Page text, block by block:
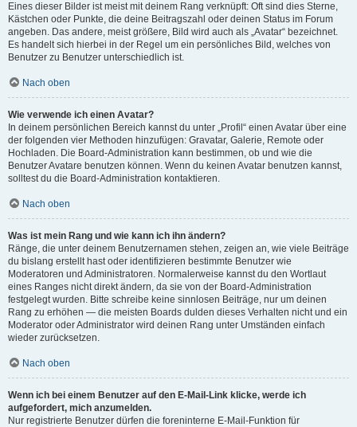
Eines dieser Bilder ist meist mit deinem Rang verknüpft: Oft sind dies Sterne,
Kästchen oder Punkte, die deine Beitragszahl oder deinen Status im Forum
angeben. Das andere, meist größere, Bild wird auch als „Avatar“ bezeichnet.
Es handelt sich hierbei in der Regel um ein persönliches Bild, welches von
Benutzer zu Benutzer unterschiedlich ist.
Nach oben
Wie verwende ich einen Avatar?
In deinem persönlichen Bereich kannst du unter „Profil“ einen Avatar über eine
der folgenden vier Methoden hinzufügen: Gravatar, Galerie, Remote oder
Hochladen. Die Board-Administration kann bestimmen, ob und wie die
Benutzer Avatare benutzen können. Wenn du keinen Avatar benutzen kannst,
solltest du die Board-Administration kontaktieren.
Nach oben
Was ist mein Rang und wie kann ich ihn ändern?
Ränge, die unter deinem Benutzernamen stehen, zeigen an, wie viele Beiträge
du bislang erstellt hast oder identifizieren bestimmte Benutzer wie
Moderatoren und Administratoren. Normalerweise kannst du den Wortlaut
eines Ranges nicht direkt ändern, da sie von der Board-Administration
festgelegt wurden. Bitte schreibe keine sinnlosen Beiträge, nur um deinen
Rang zu erhöhen — die meisten Boards dulden dieses Verhalten nicht und ein
Moderator oder Administrator wird deinen Rang unter Umständen einfach
wieder zurücksetzen.
Nach oben
Wenn ich bei einem Benutzer auf den E-Mail-Link klicke, werde ich
aufgefordert, mich anzumelden.
Nur registrierte Benutzer dürfen die foreninterne E-Mail-Funktion für